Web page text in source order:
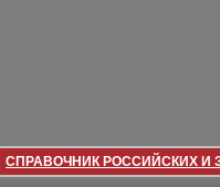
СПРАВОЧНИК РОССИЙСКИХ И